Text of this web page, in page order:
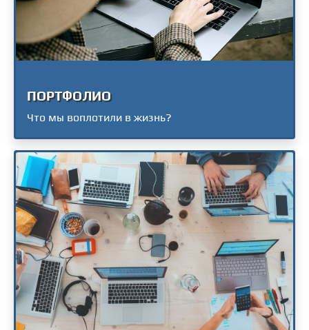
ПОРТФОЛИО
Что мы воплотили в жизнь?